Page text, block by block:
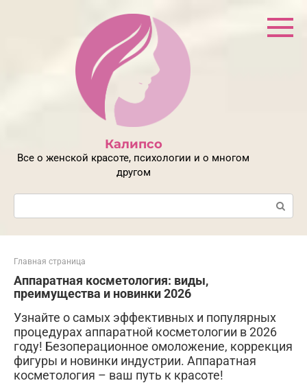
Калипсо
Все о женской красоте, психологии и о многом
другом
Поиск:
Главная страница
Аппаратная косметология: виды,
преимущества и новинки 2026
Узнайте о самых эффективных и популярных
процедурах аппаратной косметологии в 2026
году! Безоперационное омоложение, коррекция
фигуры и новинки индустрии. Аппаратная
косметология – ваш путь к красоте!